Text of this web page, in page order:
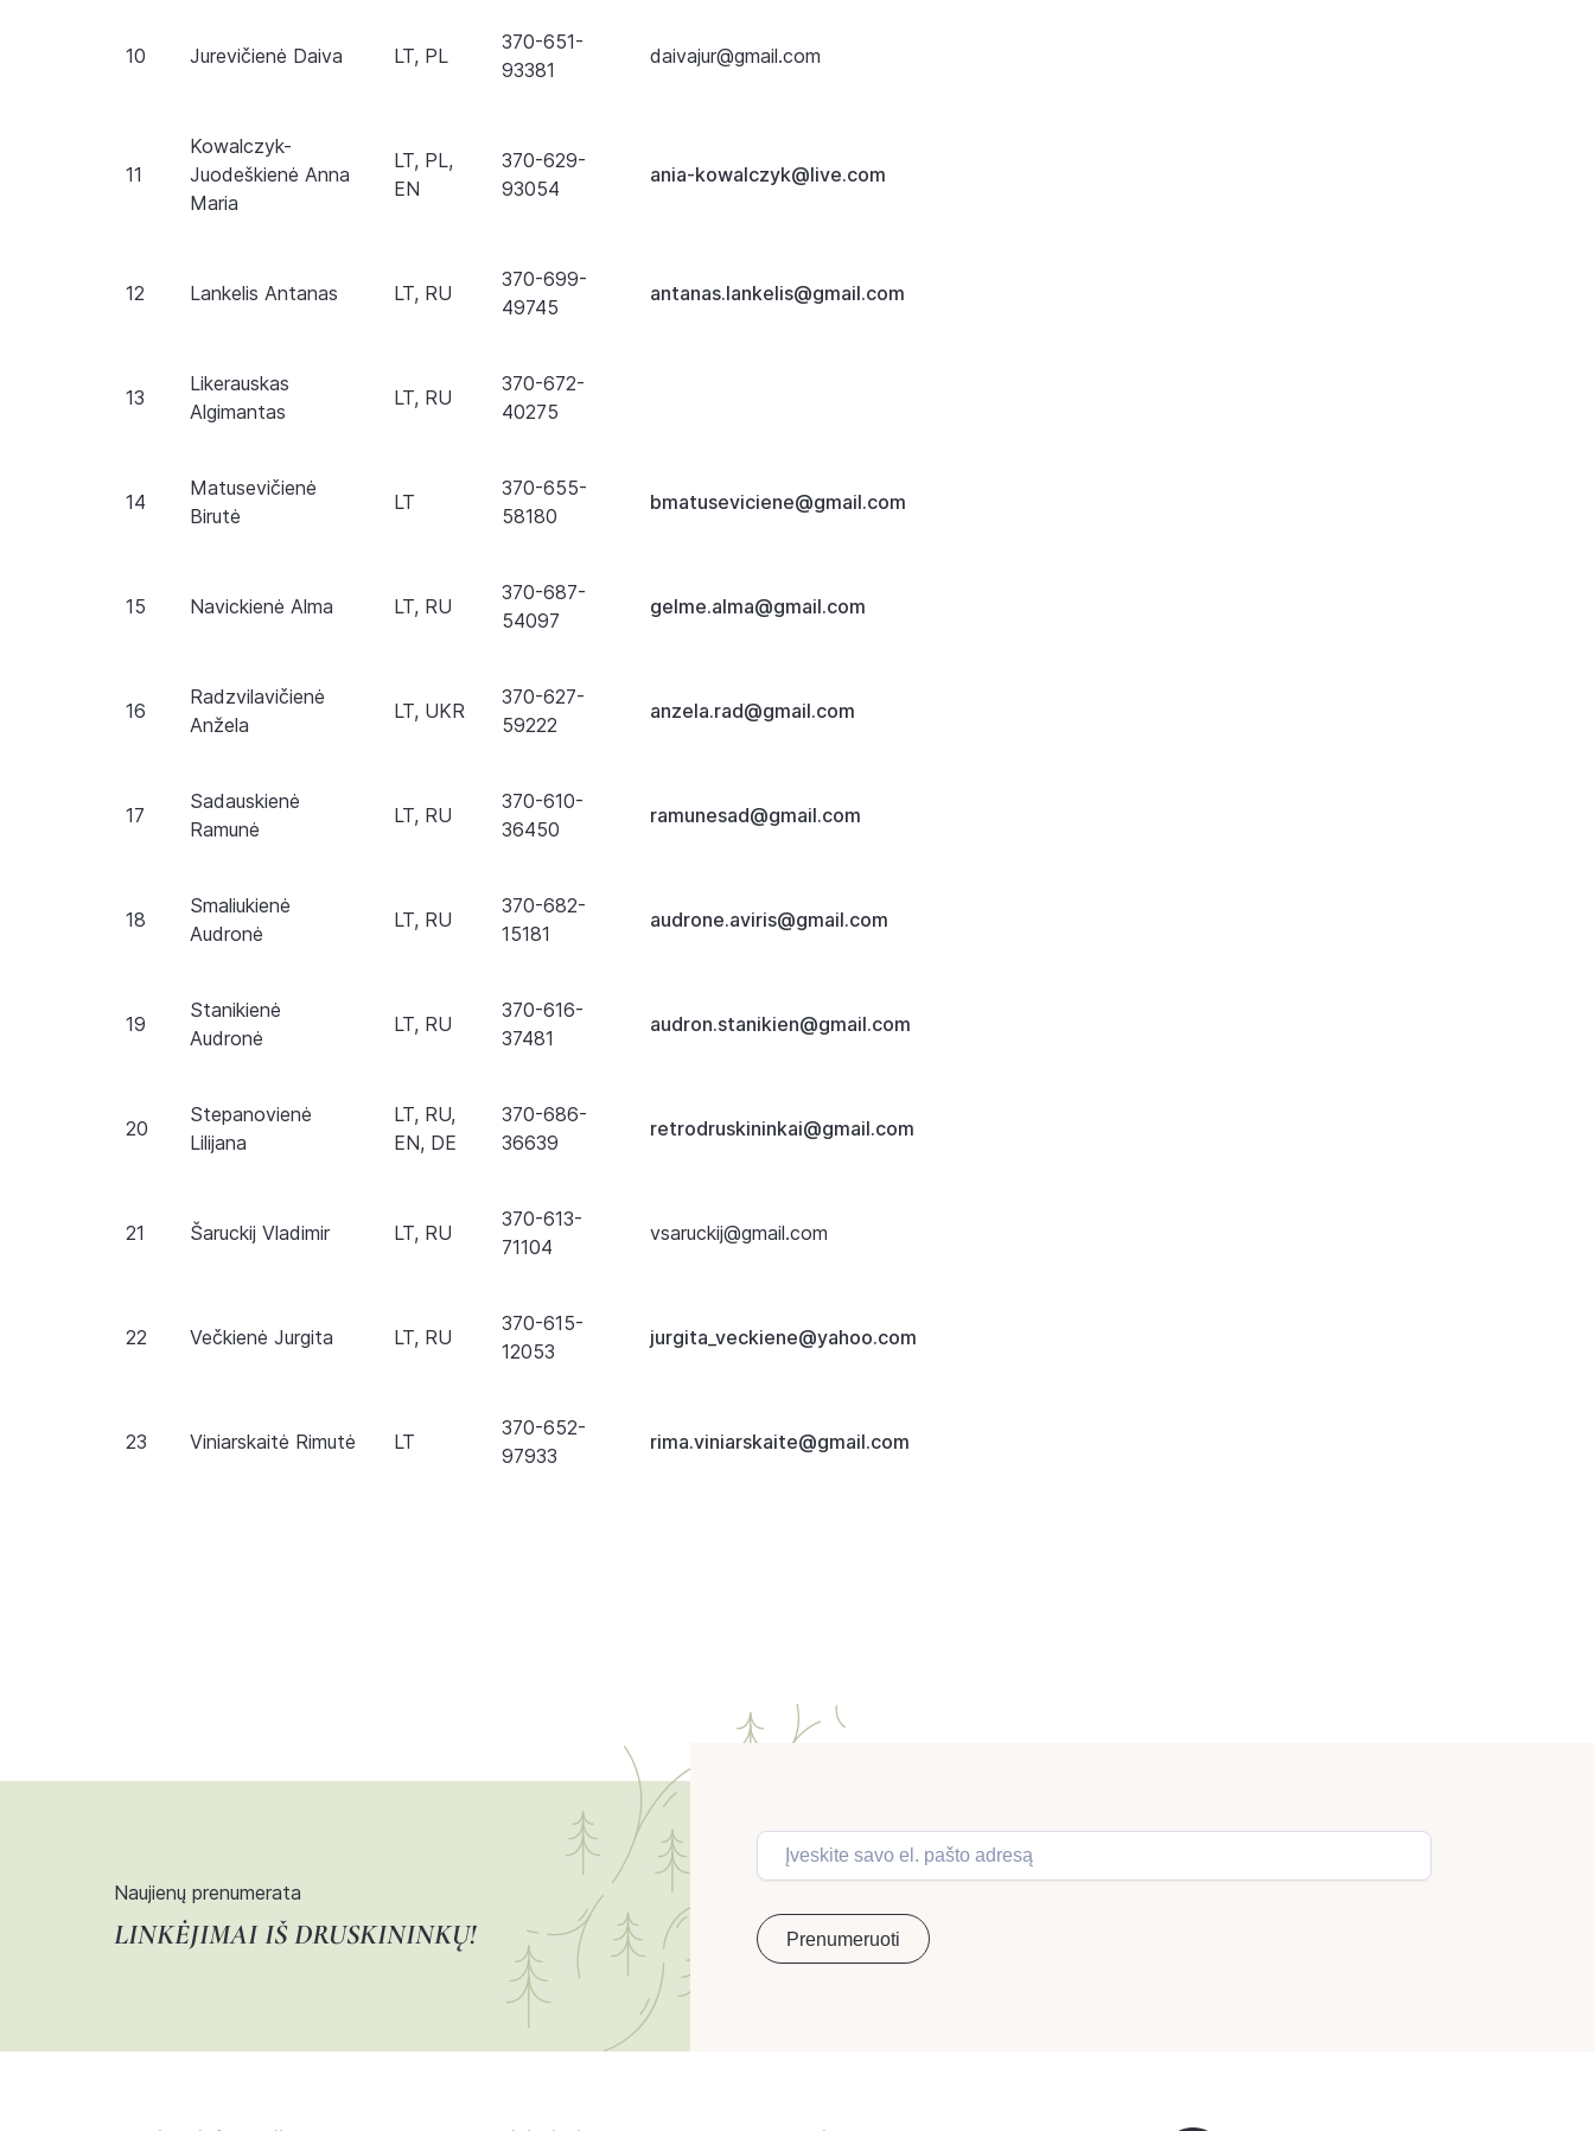
10 Jurevičienė Daiva LT, PL
370-651-
93381
daivajur@gmail.com
11
Kowalczyk-
Juodeškienė Anna
Maria
LT, PL,
EN
370-629-
93054
ania-kowalczyk@live.com
12 Lankelis Antanas LT, RU
370-699-
49745
antanas.lankelis@gmail.com
13
Likerauskas
Algimantas
LT, RU
370-672-
40275
14
Matusevičienė
Birutė
LT
370-655-
58180
bmatuseviciene@gmail.com
15 Navickienė Alma LT, RU
370-687-
54097
gelme.alma@gmail.com
16
Radzvilavičienė
Anžela
LT, UKR
370-627-
59222
anzela.rad@gmail.com
17
Sadauskienė
Ramunė
LT, RU
370-610-
36450
ramunesad@gmail.com
18
Smaliukienė
Audronė
LT, RU
370-682-
15181
audrone.aviris@gmail.com
19
Stanikienė
Audronė
LT, RU
370-616-
37481
audron.stanikien@gmail.com
20
Stepanovienė
Lilijana
LT, RU,
EN, DE
370-686-
36639
retrodruskininkai@gmail.com
21 Šaruckij Vladimir LT, RU
370-613-
71104
vsaruckij@gmail.com
22 Večkienė Jurgita LT, RU
370-615-
12053
jurgita_veckiene@yahoo.com
23 Viniarskaitė Rimutė LT
370-652-
97933
rima.viniarskaite@gmail.com
Naujienų prenumerata
LINKĖJIMAI IŠ DRUSKININKŲ!